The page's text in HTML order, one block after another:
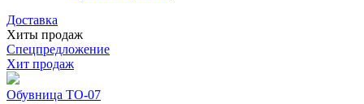
Доставка
Хиты продаж
Спецпредложение
Хит продаж
Обувница ТО-07